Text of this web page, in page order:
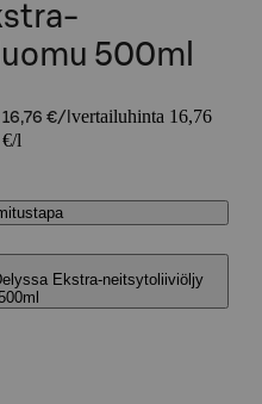
500ml
16,76 €/l vertailuhinta 16,76
€/l
Ekstra-neitsytoliiviöljy